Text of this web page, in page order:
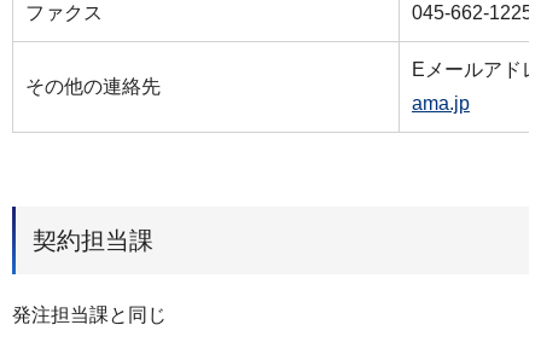
ファクス 045-662-1225
その他の連絡先
Eメールアド
ama.jp
契約担当課
発注担当課と同じ